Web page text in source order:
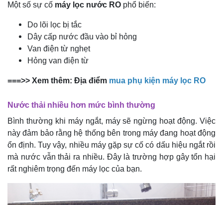
Một số sự cố máy lọc nước RO phổ biến:
Do lõi lọc bị tắc
Dây cấp nước đầu vào bỉ hỏng
Van điện từ nghẹt
Hỏng van điện từ
===>> Xem thêm: Địa điểm mua phụ kiện máy lọc RO
Nước thải nhiều hơn mức bình thường
Bình thường khi máy ngắt, máy sẽ ngừng hoạt động. Việc
này đảm bảo rằng hệ thống bên trong máy đang hoạt động
ổn định. Tuy vậy, nhiều máy gặp sự cố có dấu hiệu ngắt rồi
mà nước vẫn thải ra nhiều. Đây là trường hợp gây tổn hại
rất nghiêm trọng đến máy lọc của bạn.